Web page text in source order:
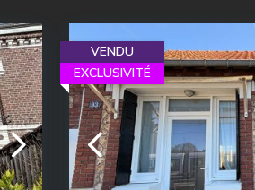
VENDU
EXCLUSIVITÉ